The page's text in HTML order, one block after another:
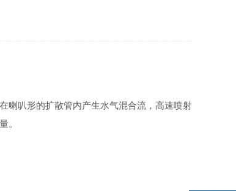
喇叭形的扩散管内产生水气混合流，高速喷射
。